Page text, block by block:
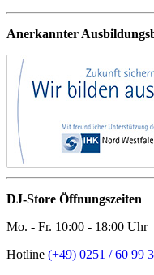
Anerkannter
DJ-Store Öffnungszeiten
Mo. - Fr. 10:00 - 18:00 Uhr
Hotline (+49) 0251 / 60 99